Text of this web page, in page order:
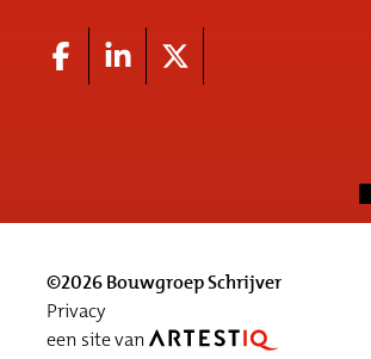
©2026 Bouwgroep Schrijver
Privacy
een site van